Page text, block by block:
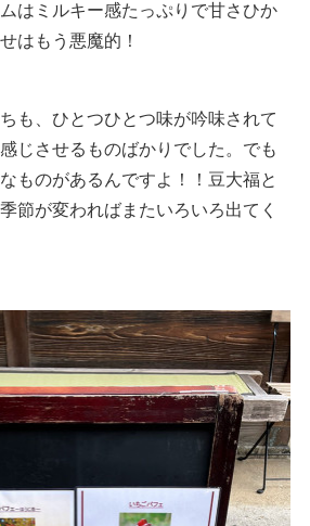
はミルキー感たっぷりで甘さひか
はもう悪魔的！
も、ひとつひとつ味が吟味されて
じさせるものばかりでした。でも
ものがあるんですよ！！豆大福と
節が変わればまたいろいろ出てく